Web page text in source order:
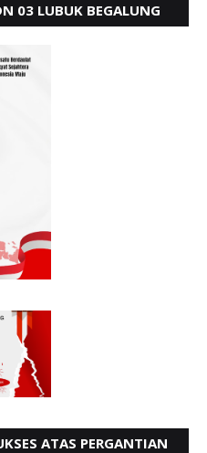
03 LUBUK BEGALUNG
ATAS PERGANTIAN